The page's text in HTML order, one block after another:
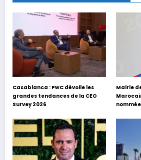
Casablanca : PwC dévoile les
grandes tendances de la CEO
Survey 2026
Mairie